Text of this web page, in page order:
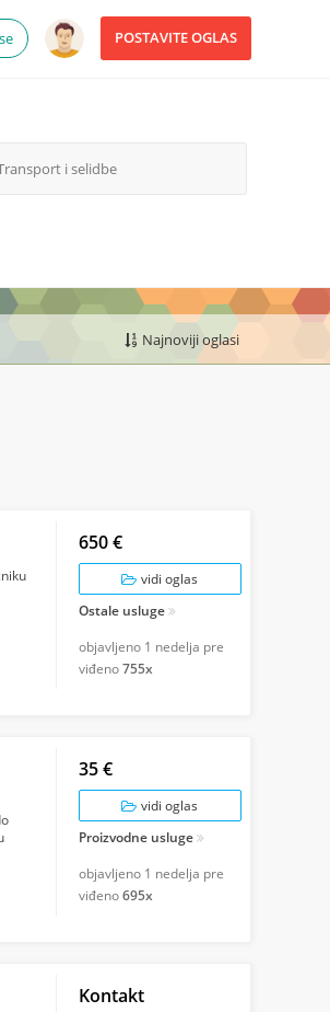
POSTAVITE OGLAS
i selidbe
Najnoviji oglasi
650 €
vidi oglas
Ostale usluge
objavljeno 1 nedelja pre
viđeno755x
35 €
vidi oglas
Proizvodne usluge
objavljeno 1 nedelja pre
viđeno695x
Kontakt